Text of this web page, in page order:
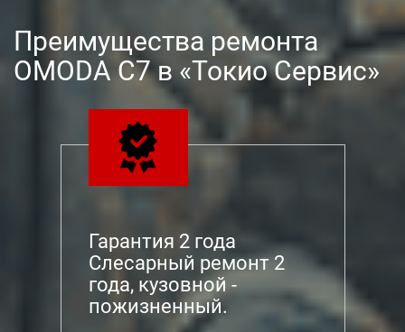
Преимущества ремонта
OMODA C7 в «Токио Сервис»
Гарантия 2 года
Слесарный ремонт 2
года, кузовной -
пожизненный.